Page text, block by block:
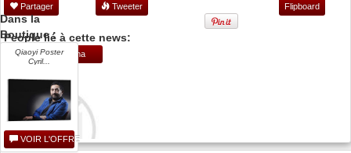
Partager Tweeter Flipboard
People lié à cette news:
Cyril Hanouna
Dans la
Boutique :
Qiaoyi Poster
Cyril...
VOIR L'OFFRE